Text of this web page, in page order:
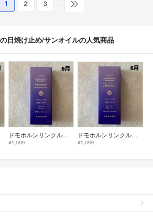
1 2 3 …
日焼け止め/サンオイルの人気商品
ドモホルンリンクル 日焼け止め
¥1,099
ドモホルンリンクル 日焼け止め
¥1,099